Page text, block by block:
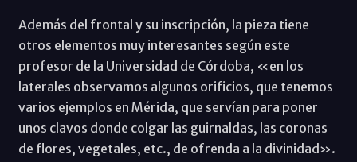
Además del frontal y su inscripción, la pieza tiene
otros elementos muy interesantes según este
profesor de la Universidad de Córdoba, «en los
laterales observamos algunos orificios, que tenemos
varios ejemplos en Mérida, que servían para poner
unos clavos donde colgar las guirnaldas, las coronas
de flores, vegetales, etc., de ofrenda a la divinidad».